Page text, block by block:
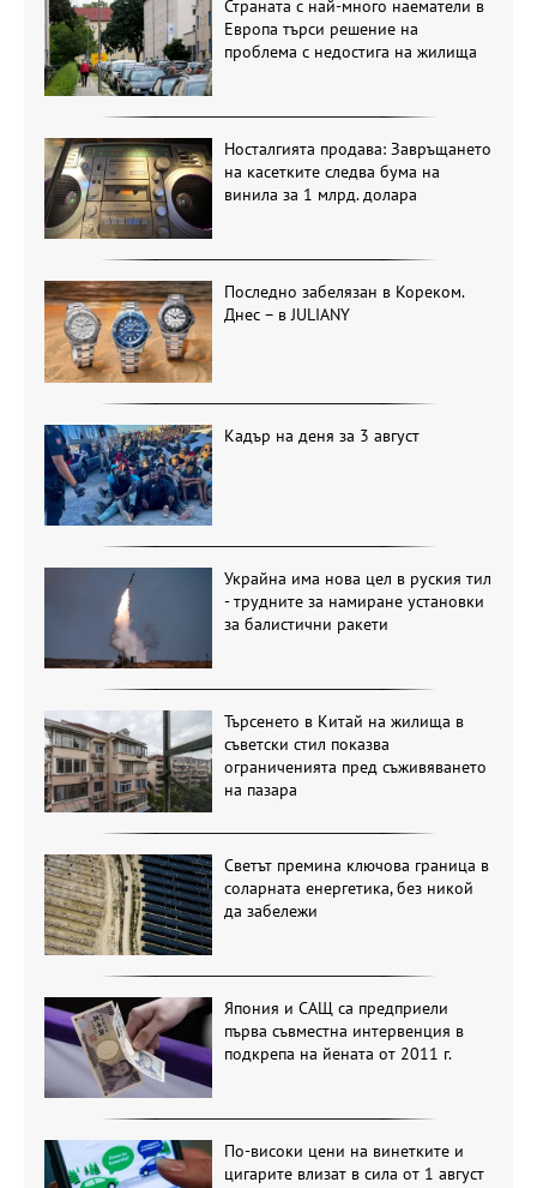
Страната с най-много наематели в
Европа търси решение на
проблема с недостига на жилища
Носталгията продава: Завръщането
на касетките следва бума на
винила за 1 млрд. долара
Последно забелязан в Кореком.
Днес – в JULIANY
Кадър на деня за 3 август
Украйна има нова цел в руския тил
- трудните за намиране установки
за балистични ракети
Търсенето в Китай на жилища в
съветски стил показва
ограниченията пред съживяването
на пазара
Светът премина ключова граница в
соларната енергетика, без никой
да забележи
Япония и САЩ са предприели
първа съвместна интервенция в
подкрепа на йената от 2011 г.
По-високи цени на винетките и
цигарите влизат в сила от 1 август